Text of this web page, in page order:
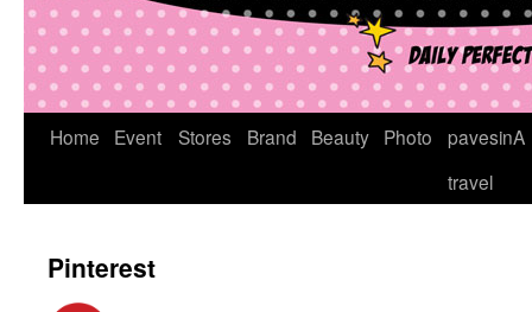
VaiHome Event Stores Brand Beauty Photo
pavesinA
travel
Pinterest